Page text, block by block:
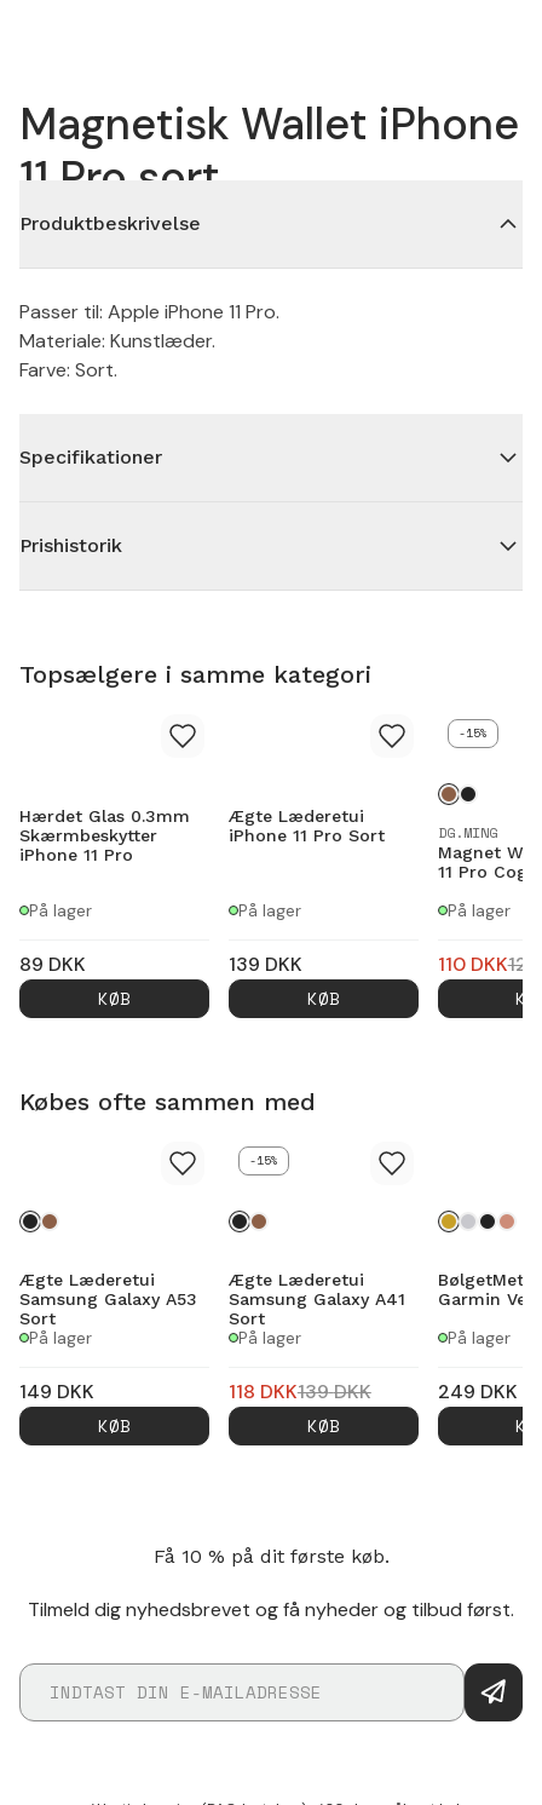
Magnetisk Wallet iPhone
11 Pro sort
Produktbeskrivelse
Passer til: Apple iPhone 11 Pro.
Materiale: Kunstlæder.
Farve: Sort.
Specifikationer
Prishistorik
Topsælgere i samme kategori
Hærdet Glas 0.3mm
Skærmbeskytter
iPhone 11 Pro
På lager
89 DKK
KØB
Ægte Læderetui
iPhone 11 Pro Sort
På lager
139 DKK
KØB
-15%
DG.MING
Magnet
11 Pro
På lager
110 DKK129
Købes ofte sammen med
Ægte Læderetui
Samsung Galaxy A53
Sort
På lager
149 DKK
KØB
-15%
Ægte Læderetui
Samsung Galaxy A41
Sort
På lager
118 DKK139DKK
KØB
Garmin
På lager
249 DKK
Få 10 % på dit første køb.
Tilmeld dig nyhedsbrevet og få nyheder og tilbud først.